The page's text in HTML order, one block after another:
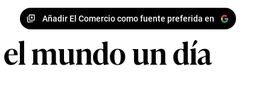
Añadir El Comercio como fuente preferida en
mundo un día